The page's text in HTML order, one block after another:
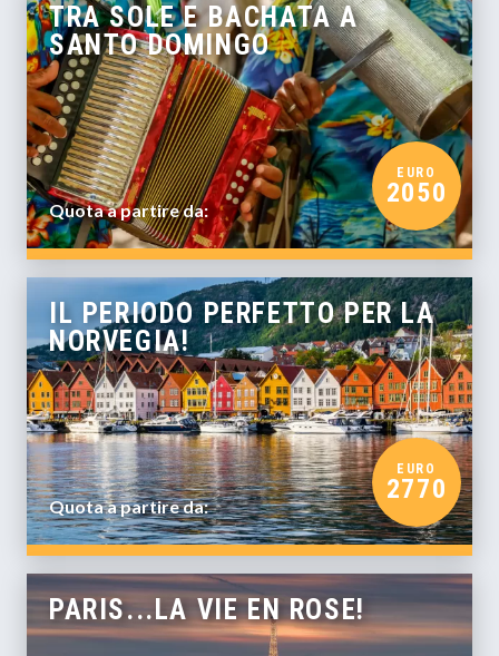
TRA SOLE E BACHATA A
SANTO DOMINGO
Quota a partire da:
EURO
2050
IL PERIODO PERFETTO PER LA
NORVEGIA!
Quota a partire da:
EURO
2770
PARIS...LA VIE EN ROSE!